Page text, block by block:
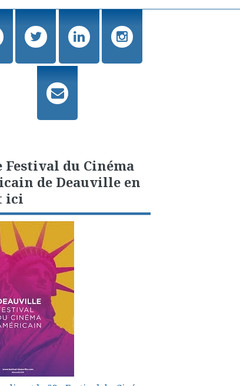
Festival du Cinéma
de Deauville en
ici